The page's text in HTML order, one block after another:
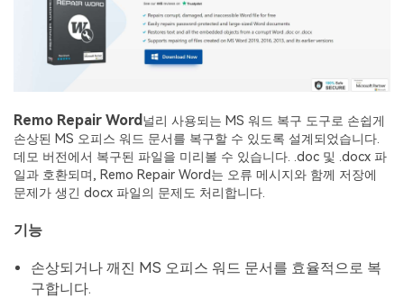
Remo Repair Word 널리 사용되는 MS 워드 복구 도구로 손쉽게
손상된 MS 오피스 워드 문서를 복구할 수 있도록 설계되었습니다.
데모 버전에서 복구된 파일을 미리볼 수 있습니다. .doc 및 .docx 파
일과 호환되며, Remo Repair Word는 오류 메시지와 함께 저장에
문제가 생긴 docx 파일의 문제도 처리합니다.
기능
손상되거나 깨진 MS 오피스 워드 문서를 효율적으로 복
구합니다.